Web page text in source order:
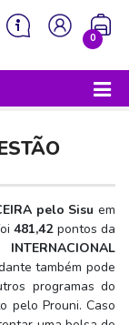
0
saber
pelo Sisu em
481,42pontos da
também pode
programas do
pelo Prouni. Caso